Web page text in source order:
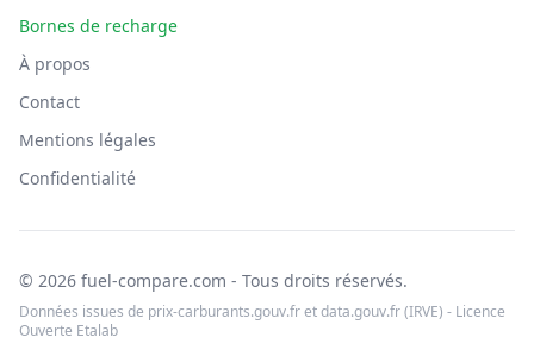
Bornes de recharge
À propos
Contact
Mentions légales
Confidentialité
© 2026 fuel-compare.com - Tous droits réservés.
Données issues de prix-carburants.gouv.fr et data.gouv.fr (IRVE) - Licence
Ouverte Etalab